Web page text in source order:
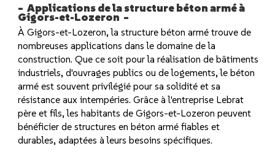
Applications de la structure béton armé à
Gigors-et-Lozeron
À Gigors-et-Lozeron, la structure béton armé trouve de
nombreuses applications dans le domaine de la
construction. Que ce soit pour la réalisation de bâtiments
industriels, d'ouvrages publics ou de logements, le béton
armé est souvent privilégié pour sa solidité et sa
résistance aux intempéries. Grâce à l'entreprise Lebrat
père et fils, les habitants de Gigors-et-Lozeron peuvent
bénéficier de structures en béton armé fiables et
durables, adaptées à leurs besoins spécifiques.